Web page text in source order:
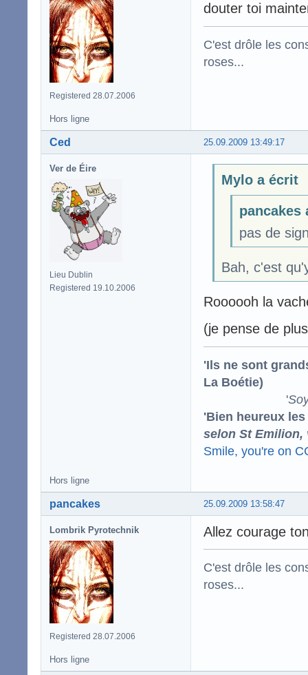
Registered 28.07.2006
douter toi
C'est drôle les
roses...
Hors ligne
25.09.2009 13:49:17
Ced
Ver de Éire
Lieu Dublin
Registered 19.10.2006
Mylo a écrit
pancakes
pas de
Bah, c'est
Roooooh la
(je pense de
'Ils ne sont
La Boétie)
'
'Bien heureux
selon St Emilion,
Smile, you're on
Hors ligne
25.09.2009 13:58:47
pancakes
Lombrik Pyrotechnik
Registered 28.07.2006
Allez courage
C'est drôle les
roses...
Hors ligne